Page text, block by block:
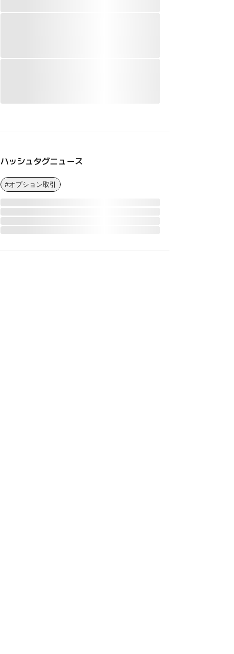
ハッシュタグニュース
#オプション取引